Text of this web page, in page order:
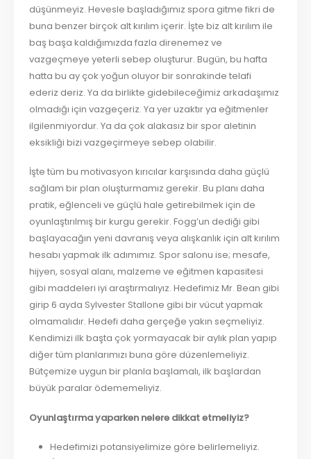
düşünmeyiz. Hevesle başladığımız spora gitme fikri de
buna benzer birçok alt kırılım içerir. İşte biz alt kırılım ile
baş başa kaldığımızda fazla direnemez ve
vazgeçmeye yeterli sebep oluşturur. Bugün, bu hafta
hatta bu ay çok yoğun oluyor bir sonrakinde telafi
ederiz deriz. Ya da birlikte gidebileceğimiz arkadaşımız
olmadığı için vazgeçeriz. Ya yer uzaktır ya eğitmenler
ilgilenmiyordur. Ya da çok alakasız bir spor aletinin
eksikliği bizi vazgeçirmeye sebep olabilir.
İşte tüm bu motivasyon kırıcılar karşısında daha güçlü
sağlam bir plan oluşturmamız gerekir. Bu planı daha
pratik, eğlenceli ve güçlü hale getirebilmek için de
oyunlaştırılmış bir kurgu gerekir. Fogg’un dediği gibi
başlayacağın yeni davranış veya alışkanlık için alt kırılım
hesabı yapmak ilk adımımız. Spor salonu ise; mesafe,
hijyen, sosyal alanı, malzeme ve eğitmen kapasitesi
gibi maddeleri iyi araştırmalıyız. Hedefimiz Mr. Bean gibi
girip 6 ayda Sylvester Stallone gibi bir vücut yapmak
olmamalıdır. Hedefi daha gerçeğe yakın seçmeliyiz.
Kendimizi ilk başta çok yormayacak bir aylık plan yapıp
diğer tüm planlarımızı buna göre düzenlemeliyiz.
Bütçemize uygun bir planla başlamalı, ilk başlardan
büyük paralar ödememeliyiz.
Oyunlaştırma yaparken nelere dikkat etmeliyiz?
Hedefimizi potansiyelimize göre belirlemeliyiz.